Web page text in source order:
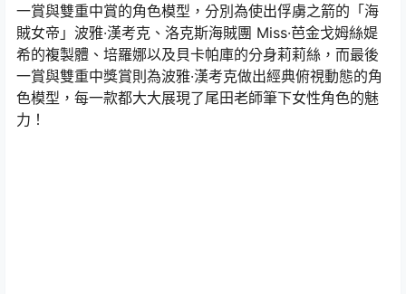
一賞與雙重中賞的角色模型，分別為使出俘虜之箭的「海
賊女帝」波雅·漢考克、洛克斯海賊團 Miss·芭金戈姆絲媞
希的複製體、培羅娜以及貝卡帕庫的分身莉莉絲，而最後
一賞與雙重中獎賞則為波雅·漢考克做出經典俯視動態的角
色模型，每一款都大大展現了尾田老師筆下女性角色的魅
力！